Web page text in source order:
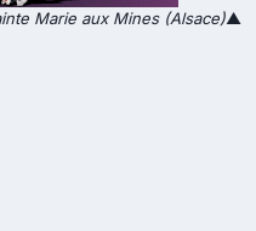
Marie aux Mines (Alsace)▲